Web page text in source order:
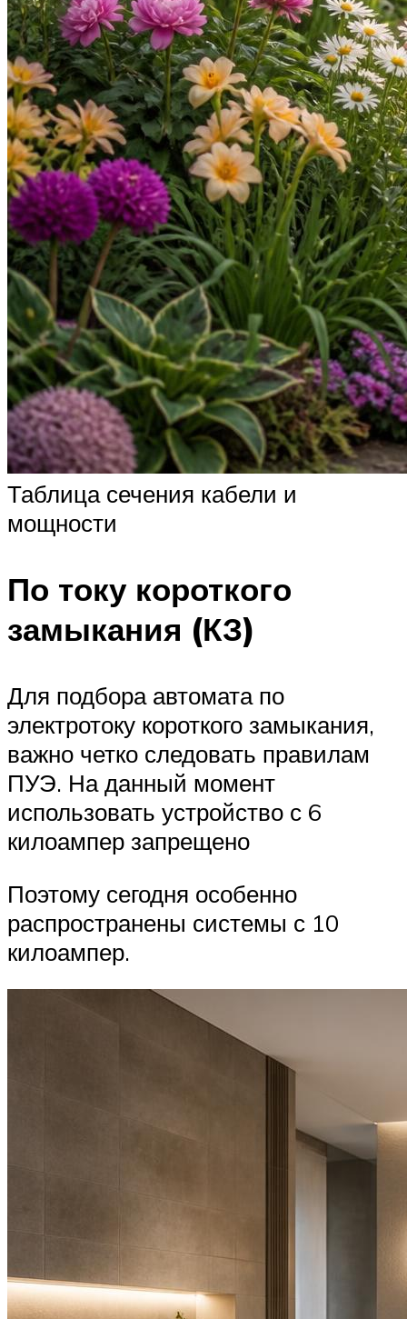
Таблица сечения кабели и
мощности
По току короткого
замыкания (КЗ)
Для подбора автомата по
электротоку короткого замыкания,
важно четко следовать правилам
ПУЭ. На данный момент
использовать устройство с 6
килоампер запрещено
Поэтому сегодня особенно
распространены системы с 10
килоампер.